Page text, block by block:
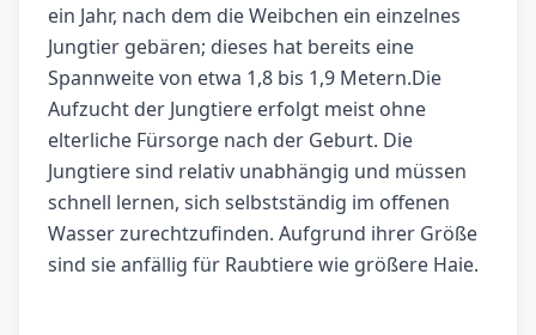
ein Jahr, nach dem die Weibchen ein einzelnes
Jungtier gebären; dieses hat bereits eine
Spannweite von etwa 1,8 bis 1,9 Metern.Die
Aufzucht der Jungtiere erfolgt meist ohne
elterliche Fürsorge nach der Geburt. Die
Jungtiere sind relativ unabhängig und müssen
schnell lernen, sich selbstständig im offenen
Wasser zurechtzufinden. Aufgrund ihrer Größe
sind sie anfällig für Raubtiere wie größere Haie.